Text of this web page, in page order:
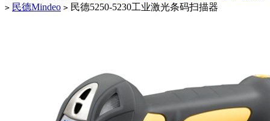
> 民德Mindeo > 民德5250-5230工业激光条码扫描器